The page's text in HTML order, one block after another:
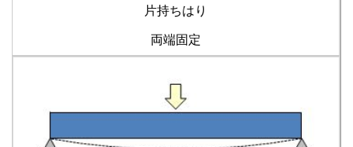
片持ちはり
両端固定